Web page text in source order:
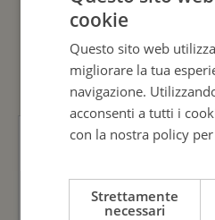
GUARDA
cookie
Questo sito web
migliorare la tua
navigazione.
acconsenti a tutti i
con la nostra policy
Strettamente
necessari